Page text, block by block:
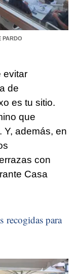
PARDO
evitar
de
es tu sitio.
que
Y, además, en
con
Casa
recogidas para